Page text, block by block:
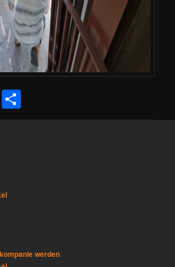
Email
werden